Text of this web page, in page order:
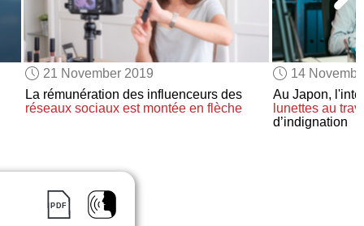
OTHER LANGUAGES
ABOUT US
ALEXA
ADJUST COLORS
21 November 2019
La rémunération des influenceurs des
réseaux sociaux est montée en flèche
14
Au Japon,
lunettes au
d’indignation